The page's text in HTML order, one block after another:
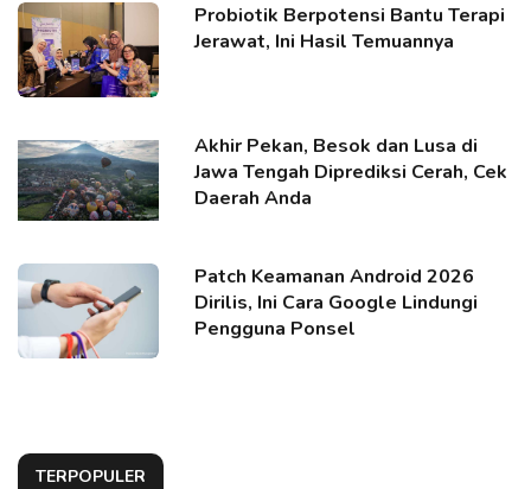
Probiotik Berpotensi Bantu Terapi
Jerawat, Ini Hasil Temuannya
Akhir Pekan, Besok dan Lusa di
Jawa Tengah Diprediksi Cerah, Cek
Daerah Anda
Patch Keamanan Android 2026
Dirilis, Ini Cara Google Lindungi
Pengguna Ponsel
TERPOPULER